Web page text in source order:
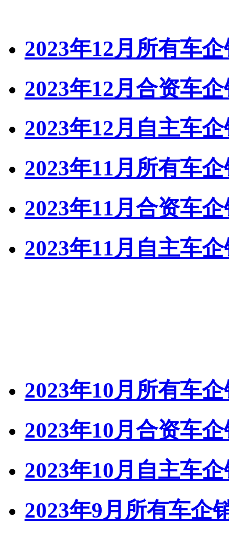
2023年12月所有车
2023年12月合资车
2023年12月自主车
2023年11月所有车
2023年11月合资车
2023年11月自主车
2023年10月所有车
2023年10月合资车
2023年10月自主车
2023年9月所有车企